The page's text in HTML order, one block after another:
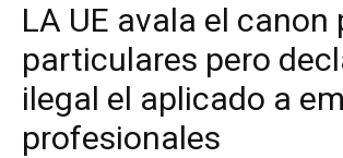
LA UE avala el canon
particulares pero
ilegal el aplicado a
profesionales